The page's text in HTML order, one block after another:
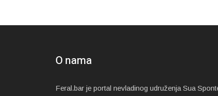
O nama
Feral.bar je portal nevladinog udruženja Sua